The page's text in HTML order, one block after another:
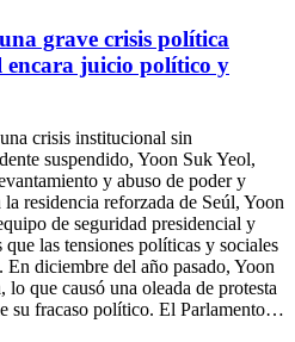
grave crisis política
encara juicio político y
crisis institucional sin
suspendido, Yoon Suk Yeol,
y abuso de poder y
residencia reforzada de Seúl, Yoon
de seguridad presidencial y
las tensiones políticas y sociales
En diciembre del año pasado, Yoon
que causó una oleada de protesta
su fracaso político. El Parlamento…